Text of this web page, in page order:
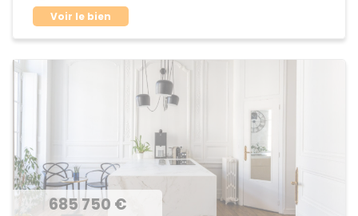
Voir le bien
685 750 €